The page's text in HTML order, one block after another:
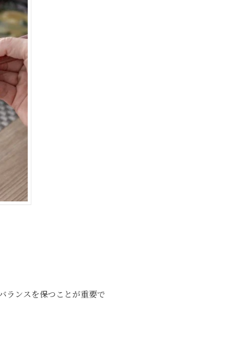
ランスを保つことが重要で